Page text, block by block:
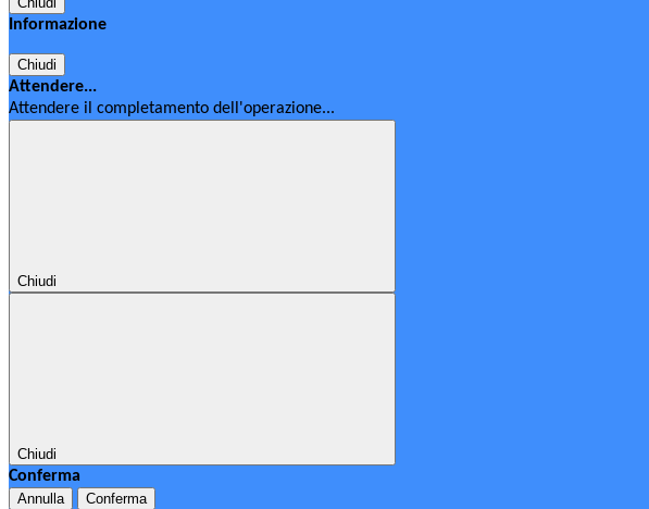
Informazione
Chiudi
Attendere...
Attendere il completamento dell'operazione...
Chiudi
Chiudi
Conferma
Annulla Conferma